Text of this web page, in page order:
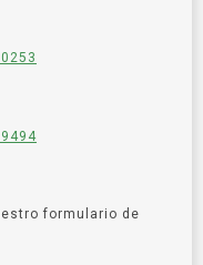
formulario de